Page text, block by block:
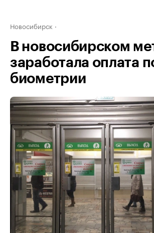
Новосибирск
В новосибирском
заработала оплата
биометрии